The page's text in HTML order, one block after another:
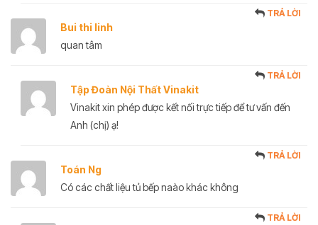
Bui thi linh
TRẢ LỜI
quan tâm
Tập Đoàn Nội Thất Vinakit
TRẢ LỜI
Vinakit xin phép được kết nối trực tiếp để tư vấn đến
Anh (chị) ạ!
Toán Ng
TRẢ LỜI
Có các chất liệu tủ bếp naào khác không
TRẢ LỜI